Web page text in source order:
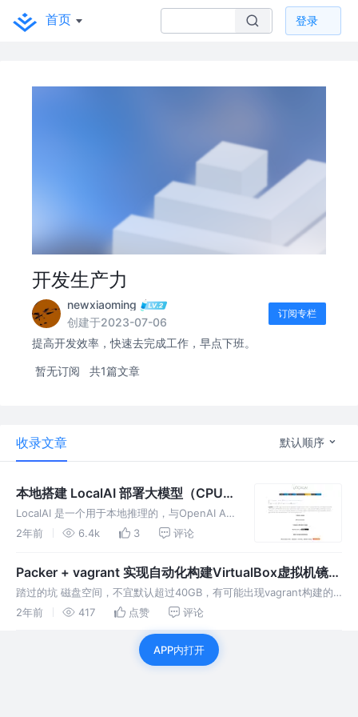
首页 登录
开发生产力
newxiaoming
创建于2023-07-06
订阅专栏
提高开发效率，快速去完成工作，早点下班。
暂无订阅 共1篇文章
收录文章 默认顺序
本地搭建 LocalAI 部署大模型（CPU
版本）
LocalAI 是一个用于本地推理的，与OpenAI API
规范兼容的REST API， 它允许使用消费级硬件
的多个模型系列。支持CPU。
2年前 6.4k 3 评论
Packer + vagrant 实现自动化构建VirtualBox虚拟机镜像
镜像 - ARTS 打卡第一周
踏过的坑 磁盘空间，不宜默认超过40GB，有可能出现vagrant构建的
镜像没有vagrant这个用户。 前提 本人当前在fedora 37 上 打造
vagrant box镜像，没在其他系统上测试过。
2年前 417 点赞 评论
APP内打开